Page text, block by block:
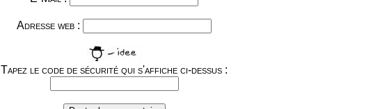
Adresse web :
Tapez le code de sécurité qui s'affiche ci-dessus :